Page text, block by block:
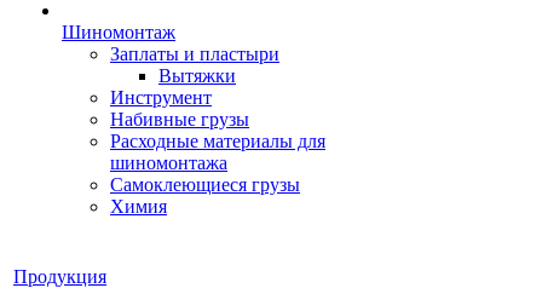
Шиномонтаж
Заплаты и пластыри
Вытяжки
Инструмент
Набивные грузы
Расходные материалы для
шиномонтажа
Самоклеющиеся грузы
Химия
Продукция